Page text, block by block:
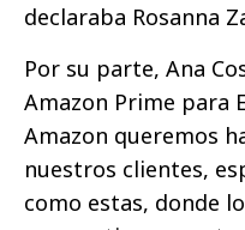
declaraba Rosanna
Por su parte, Ana
Amazon Prime para
Amazon queremos
nuestros clientes,
como estas, donde